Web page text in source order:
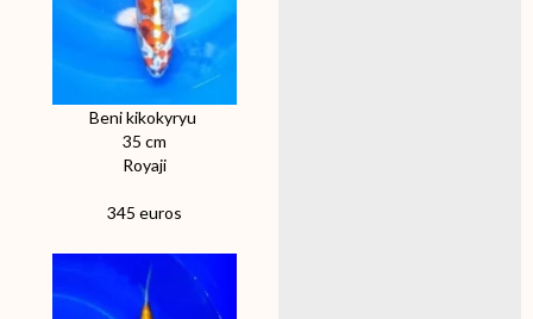
Beni kikokyryu
35 cm
Royaji
345 euros